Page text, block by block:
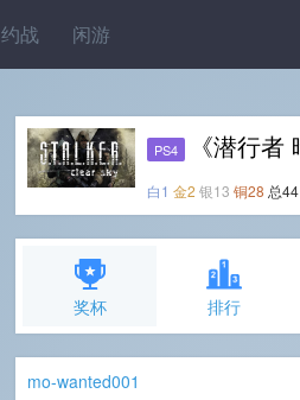
约战 闲游
PS4 《潜行
白1 金2 银13 铜28 总44
奖杯 排行
mo-wanted001